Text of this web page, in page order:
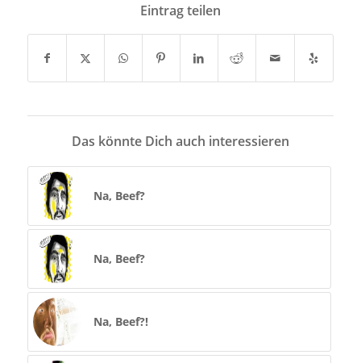
Eintrag teilen
Das könnte Dich auch interessieren
Na, Beef?
Na, Beef?
Na, Beef?!